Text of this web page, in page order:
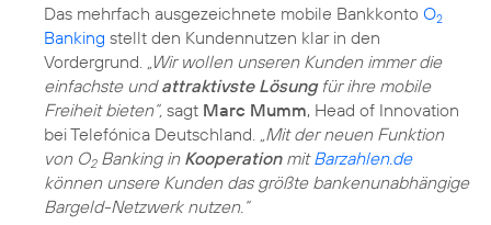
Das mehrfach ausgezeichnete mobile Bankkonto O2
Banking stellt den Kundennutzen klar in den
Vordergrund.
„Wir wollen unseren Kunden immer die
einfachste undattraktivste Lösungfür ihre mobile
Freiheit bieten“, sagt Marc Mumm, Head of Innovation
bei Telefónica Deutschland.
„Mit der neuen Funktion
von O2Banking in KooperationmitBarzahlen.de
können unsere Kunden das größte bankenunabhängige
Bargeld-Netzwerk nutzen.“